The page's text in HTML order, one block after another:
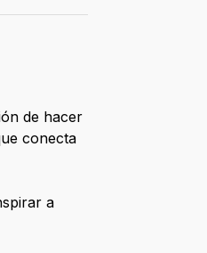
de hacer
conecta
a